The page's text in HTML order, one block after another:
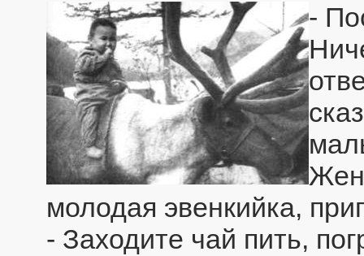
-
молодая эвенкийка,
- Заходите чай пить,